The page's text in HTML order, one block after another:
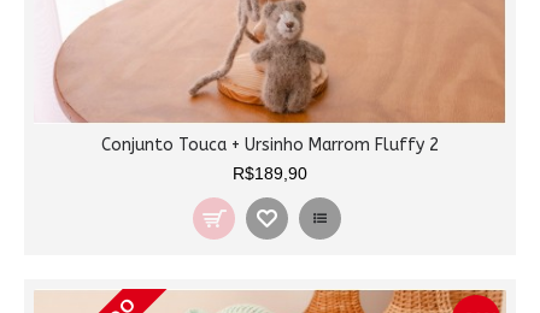
Conjunto Touca + Ursinho Marrom Fluffy 2
R$189,90